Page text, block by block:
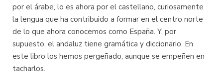
por el árabe, lo es ahora por el castellano, curiosamente
la lengua que ha contribuido a formar en el centro norte
de lo que ahora conocemos como España. Y, por
supuesto, el andaluz tiene gramática y diccionario. En
este libro los hemos pergeñado, aunque se empeñen en
tacharlos.